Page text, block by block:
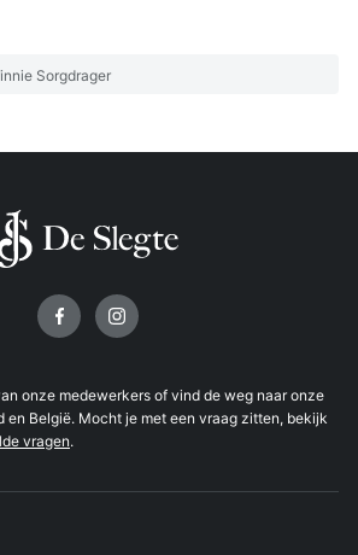
Sorgdrager
onze medewerkers of vind de weg naar onze
en België. Mocht je met een vraag zitten, bekijk
vragen.